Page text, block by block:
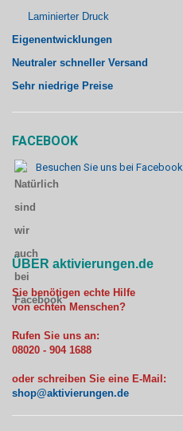
Laminierter Druck
Eigenentwicklungen
Neutraler schneller Versand
Sehr niedrige Preise
FACEBOOK
Besuchen Sie uns bei Facebook
ÜBER aktivierungen.de
Sie benötigen echte Hilfe
von echten Menschen?
Rufen Sie uns an:
08020 - 904 1688
oder schreiben Sie eine E-Mail:
shop@aktivierungen.de